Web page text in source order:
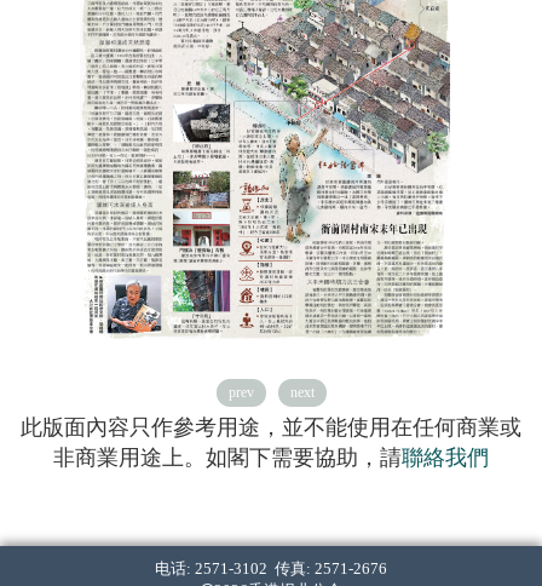
prev next
此版面內容只作參考用途，並不能使用在任何商業或
非商業用途上。如閣下需要協助，請聯絡我們
电话: 2571-3102 传真: 2571-2676